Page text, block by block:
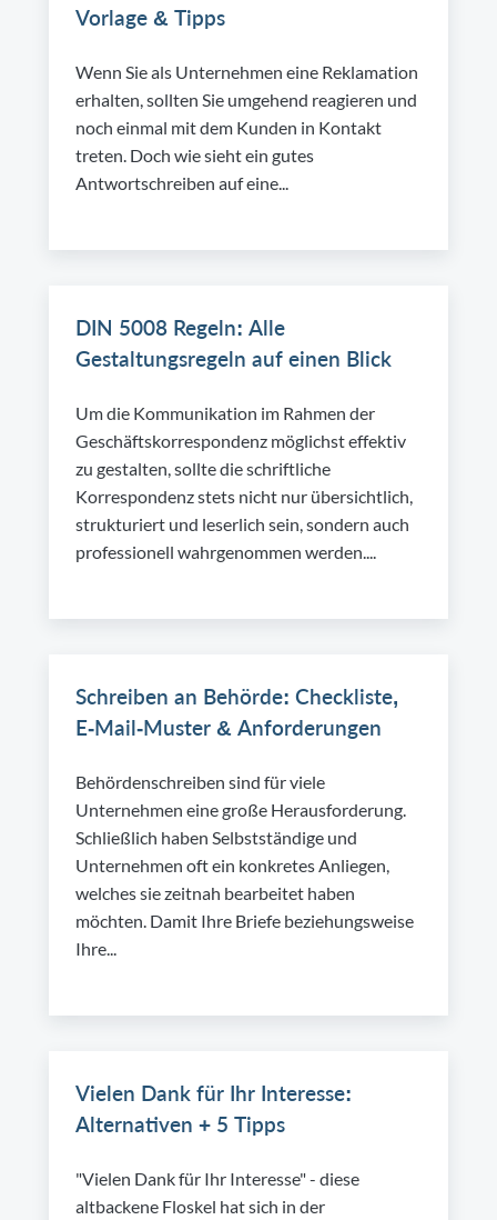
Vorlage & Tipps
Wenn Sie als Unternehmen eine Reklamation
erhalten, sollten Sie umgehend reagieren und
noch einmal mit dem Kunden in Kontakt
treten. Doch wie sieht ein gutes
Antwortschreiben auf eine...
DIN 5008 Regeln: Alle
Gestaltungsregeln auf einen Blick
Um die Kommunikation im Rahmen der
Geschäftskorrespondenz möglichst effektiv
zu gestalten, sollte die schriftliche
Korrespondenz stets nicht nur übersichtlich,
strukturiert und leserlich sein, sondern auch
professionell wahrgenommen werden....
Schreiben an Behörde: Checkliste,
E-Mail-Muster & Anforderungen
Behördenschreiben sind für viele
Unternehmen eine große Herausforderung.
Schließlich haben Selbstständige und
Unternehmen oft ein konkretes Anliegen,
welches sie zeitnah bearbeitet haben
möchten. Damit Ihre Briefe beziehungsweise
Ihre...
Vielen Dank für Ihr Interesse:
Alternativen + 5 Tipps
"Vielen Dank für Ihr Interesse" - diese
altbackene Floskel hat sich in der